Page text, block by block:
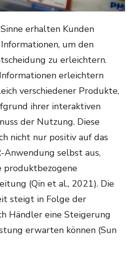
erhalten Kunden
um den
zu erleichtern.
erleichtern
verschiedener Produkte,
ihrer interaktiven
der Nutzung. Diese
nicht nur positiv auf das
Anwendung selbst aus,
produktbezogene
(Qin et al., 2021). Die
steigt in Folge der
Händler eine Steigerung
erwarten können (Sun